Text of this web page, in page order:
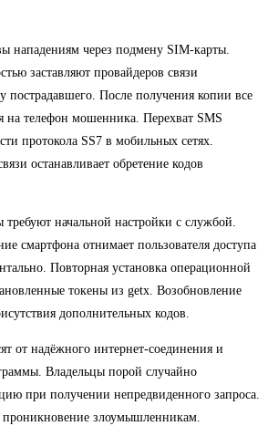
нападениям через подмену SIM-карты.
заставляют провайдеров связи
пострадавшего. После получения копии все
на телефон мошенника. Перехват SMS
протокола SS7 в мобильных сетях.
останавливает обретение кодов
начальной настройки с службой.
смартфона отнимает пользователя доступа
Повторная установка операционной
токены из getx. Возобновление
дополнительных кодов.
от надёжного интернет-соединения и
Владельцы порой случайно
при получении непредвиденного запроса.
проникновение злоумышленникам.